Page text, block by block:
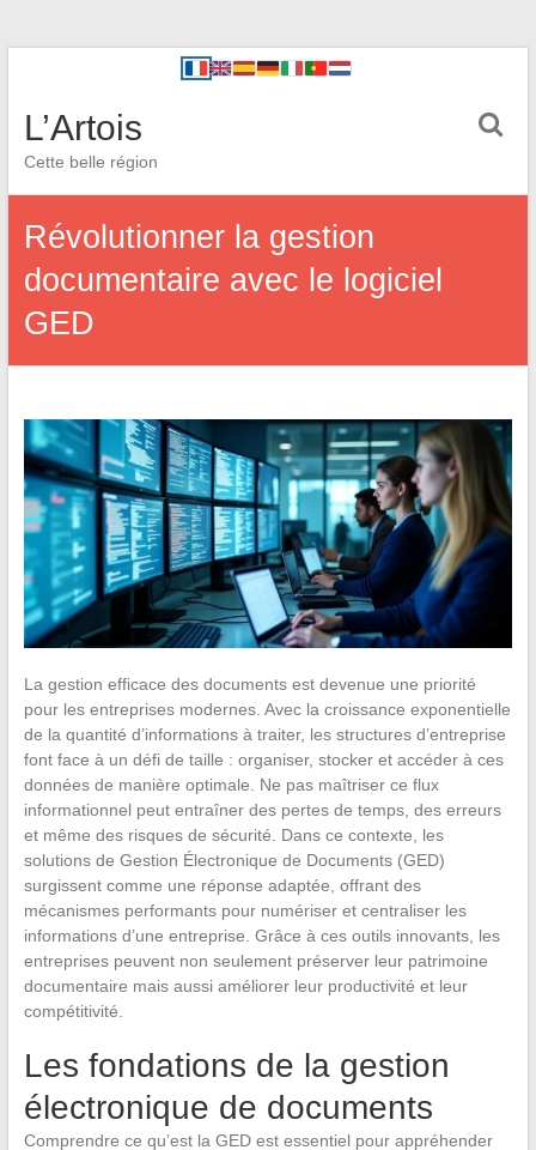
L’Artois
Cette belle région
Révolutionner la gestion
documentaire avec le logiciel
GED
La gestion efficace des documents est devenue une priorité
pour les entreprises modernes. Avec la croissance exponentielle
de la quantité d’informations à traiter, les structures d’entreprise
font face à un défi de taille : organiser, stocker et accéder à ces
données de manière optimale. Ne pas maîtriser ce flux
informationnel peut entraîner des pertes de temps, des erreurs
et même des risques de sécurité. Dans ce contexte, les
solutions de Gestion Électronique de Documents (GED)
surgissent comme une réponse adaptée, offrant des
mécanismes performants pour numériser et centraliser les
informations d’une entreprise. Grâce à ces outils innovants, les
entreprises peuvent non seulement préserver leur patrimoine
documentaire mais aussi améliorer leur productivité et leur
compétitivité.
Les fondations de la gestion
électronique de documents
Comprendre ce qu’est la GED est essentiel pour appréhender